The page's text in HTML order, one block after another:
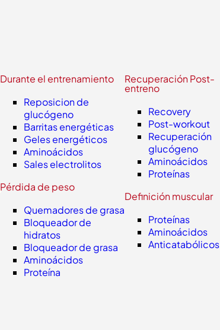
Durante el entrenamiento
Reposicion de
glucógeno
Barritas energéticas
Geles energéticos
Aminoácidos
Sales electrolitos
Pérdida de peso
Quemadores de grasa
Bloqueador de
hidratos
Bloqueador de grasa
Aminoácidos
Proteína
Recuperación Post-
entreno
Recovery
Post-workout
Recuperación
glucógeno
Aminoácidos
Proteínas
Definición muscular
Proteínas
Aminoácidos
Anticatabólicos